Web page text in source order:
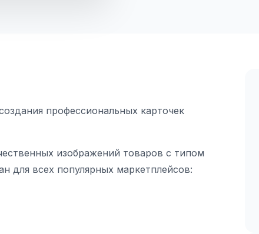
профессиональных карточек
изображений товаров с типом
для всех популярных маркетплейсов: